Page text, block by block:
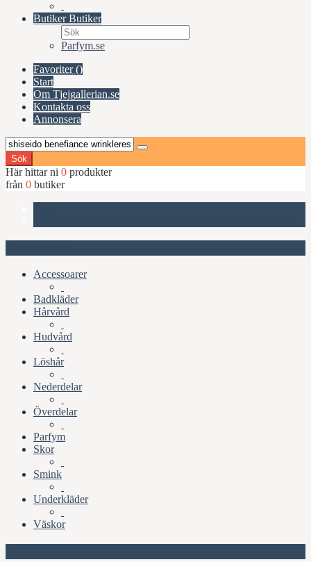
ButikerButiker
Parfym.se
Favoriter ()
Start
Om Tjejgallerian.se
Kontakta oss
Annonsera
Sök
Här hittar ni 0 produkter
från 0 butiker
Accessoarer
Badkläder
Hårvård
Hudvård
Löshår
Nederdelar
Överdelar
Parfym
Skor
Smink
Underkläder
Väskor